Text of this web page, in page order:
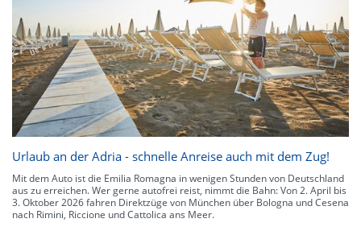
Urlaub an der Adria - schnelle Anreise auch mit dem Zug!
Mit dem Auto ist die Emilia Romagna in wenigen Stunden von Deutschland
aus zu erreichen. Wer gerne autofrei reist, nimmt die Bahn: Von 2. April bis
3. Oktober 2026 fahren Direktzüge von München über Bologna und Cesena
nach Rimini, Riccione und Cattolica ans Meer.